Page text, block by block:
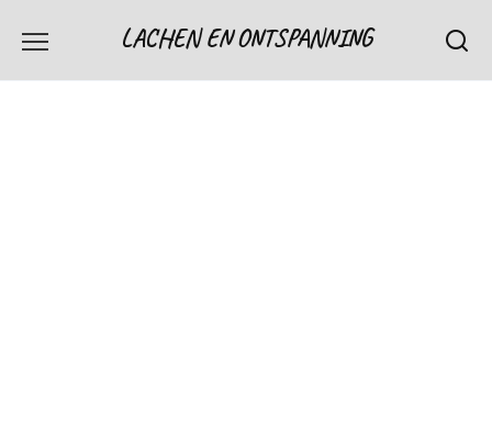
LACHEN EN ONTSPANNING